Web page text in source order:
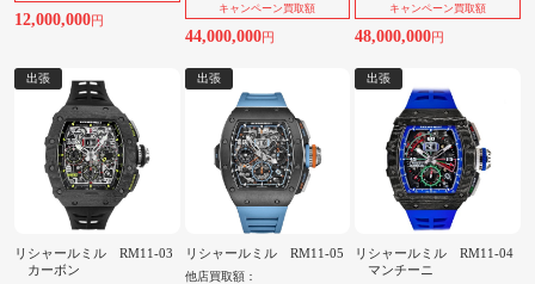
12,000,000円
キャンペーン買取額
44,000,000円
キャンペーン買取額
48,000,000円
出張
リシャールミル RM11-03
カーボン
出張
リシャールミル RM11-05
他店買取額：
出張
リシャールミル RM11-04
マンチーニ